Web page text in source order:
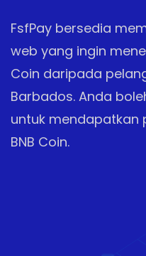
FsfPay bersedia
web yang ingin
Coin daripada
Barbados. Anda
untuk mendapatkan
BNB Coin.